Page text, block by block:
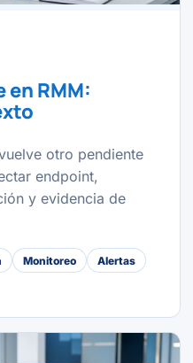
RMM:
otro pendiente
endpoint,
y evidencia de
Monitoreo
Alertas